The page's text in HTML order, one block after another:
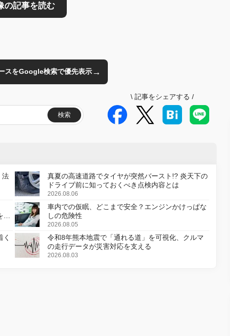
スをGoogle検索で優先表示→
検索
\ 記事をシェアする /
法
真夏の高速道路でタイヤが突然バースト!? 炎天下の
ドライブ前に知っておくべき点検内容とは
2026.08.06
車内での仮眠、どこまで安全？エンジンかけっぱな
しの危険性
2026.08.05
令和8年熊本地震で「通れる道」を可視化、クルマ
の走行データが災害対応を支える
2026.08.03